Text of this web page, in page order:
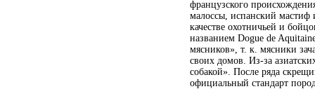
французского
малоссы, испанский мастиф
качестве охотничьей и
названием Dogue de
мясников», т. к. мясники
своих домов. Из-за
собакой». После ряда
официальный стандарт